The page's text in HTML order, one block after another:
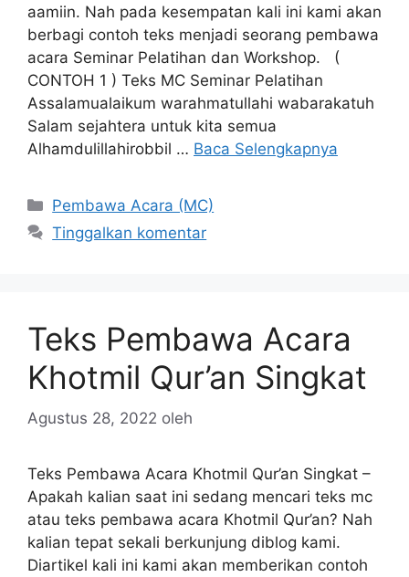
aamiin. Nah pada kesempatan kali ini kami akan
berbagi contoh teks menjadi seorang pembawa
acara Seminar Pelatihan dan Workshop. (
CONTOH 1 ) Teks MC Seminar Pelatihan
Assalamualaikum warahmatullahi wabarakatuh
Salam sejahtera untuk kita semua
Alhamdulillahirobbil … Baca Selengkapnya
Kategori
Pembawa Acara (MC)
Tinggalkan komentar
Teks Pembawa Acara
Khotmil Qur’an Singkat
Agustus 28, 2022 oleh
Teks Pembawa Acara Khotmil Qur’an Singkat –
Apakah kalian saat ini sedang mencari teks mc
atau teks pembawa acara Khotmil Qur’an? Nah
kalian tepat sekali berkunjung diblog kami.
Diartikel kali ini kami akan memberikan contoh